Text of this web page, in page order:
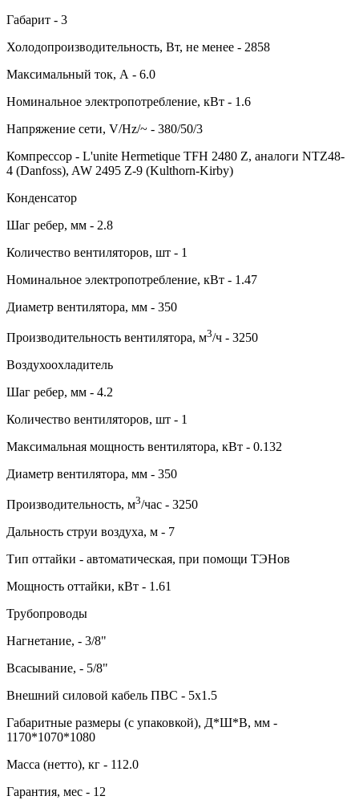
Габарит - 3
Холодопроизводительность, Вт, не менее - 2858
Максимальный ток, А - 6.0
Номинальное электропотребление, кВт - 1.6
Напряжение сети, V/Hz/~ - 380/50/3
Компрессор - L'unite Hermetique TFH 2480 Z, аналоги NTZ48-
4 (Danfoss), AW 2495 Z-9 (Kulthorn-Kirby)
Конденсатор
Шаг ребер, мм - 2.8
Количество вентиляторов, шт - 1
Номинальное электропотребление, кВт - 1.47
Диаметр вентилятора, мм - 350
Производительность вентилятора, м3/ч - 3250
Воздухоохладитель
Шаг ребер, мм - 4.2
Количество вентиляторов, шт - 1
Максимальная мощность вентилятора, кВт - 0.132
Диаметр вентилятора, мм - 350
Производительность, м3/час - 3250
Дальность струи воздуха, м - 7
Тип оттайки - автоматическая, при помощи ТЭНов
Мощность оттайки, кВт - 1.61
Трубопроводы
Нагнетание, - 3/8"
Всасывание, - 5/8"
Внешний силовой кабель ПВС - 5х1.5
Габаритные размеры (с упаковкой), Д*Ш*В, мм -
1170*1070*1080
Масса (нетто), кг - 112.0
Гарантия, мес - 12